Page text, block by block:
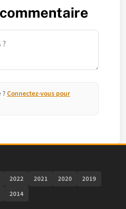
? Connectez-vous pour
2022 2021 2020
2019
2014